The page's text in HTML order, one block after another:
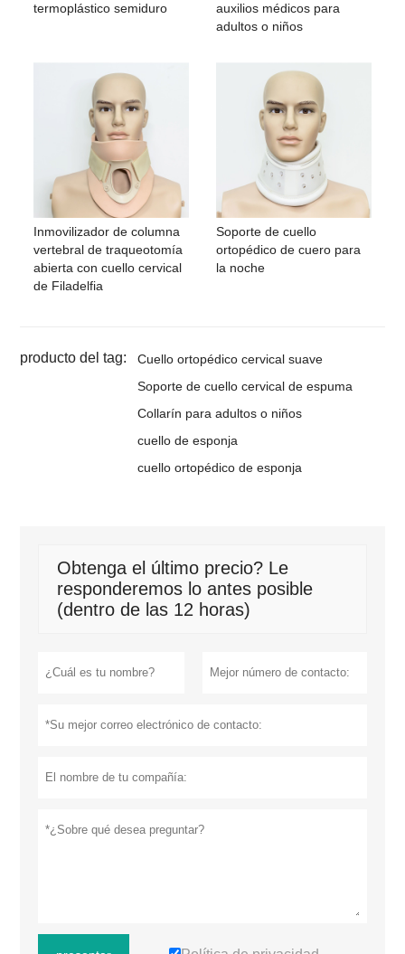
termoplástico semiduro
auxilios médicos para
adultos o niños
Inmovilizador de columna
vertebral de traqueotomía
abierta con cuello cervical
de Filadelfia
Soporte de cuello
ortopédico de cuero para
la noche
producto del tag:
Cuello ortopédico cervical suave
Soporte de cuello cervical de espuma
Collarín para adultos o niños
cuello de esponja
cuello ortopédico de esponja
Obtenga el último precio? Le
responderemos lo antes posible
(dentro de las 12 horas)